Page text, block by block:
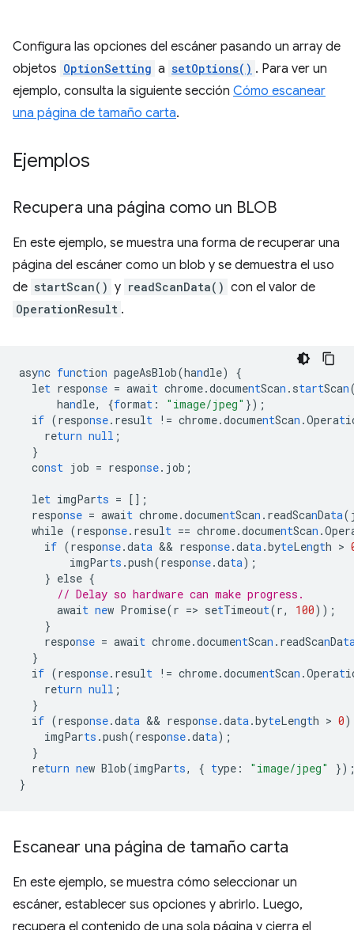
Configura las opciones del escáner pasando un array de
objetos OptionSetting a setOptions() . Para ver un
ejemplo, consulta la siguiente sección Cómo escanear
una página de tamaño carta.
Ejemplos
Recupera una página como un BLOB
En este ejemplo, se muestra una forma de recuperar una
página del escáner como un blob y se demuestra el uso
de startScan() y readScanData() con el valor de
OperationResult .
async function pageAsBlob(handle)
{
let response = await chrome.documentScan .startScan
handle, {format : "image/jpeg" });
if (response.result != chrome.documentScan .Operat
return null ;
}
const job = response.job;
let imgParts = [] ;
response = await chrome.documentScan .readScanData
while (response.result == chrome.documentScan
if (response.data && response.data.byteLength >
imgParts .push(response.data);
} else {
// Delay so hardware can make progress.
await new Promise(r => setTimeout(r, 100));
}
response = await chrome.documentScan .readScanDa
}
if (response.result != chrome.documentScan .Operat
return null ;
}
if (response.data && response.data.byteLength > 0)
imgParts .push(response.data);
}
return new Blob(imgParts, { type : "image/jpeg" }
}
Escanear una página de tamaño carta
En este ejemplo, se muestra cómo seleccionar un
escáner, establecer sus opciones y abrirlo. Luego,
recupera el contenido de una sola página y cierra el